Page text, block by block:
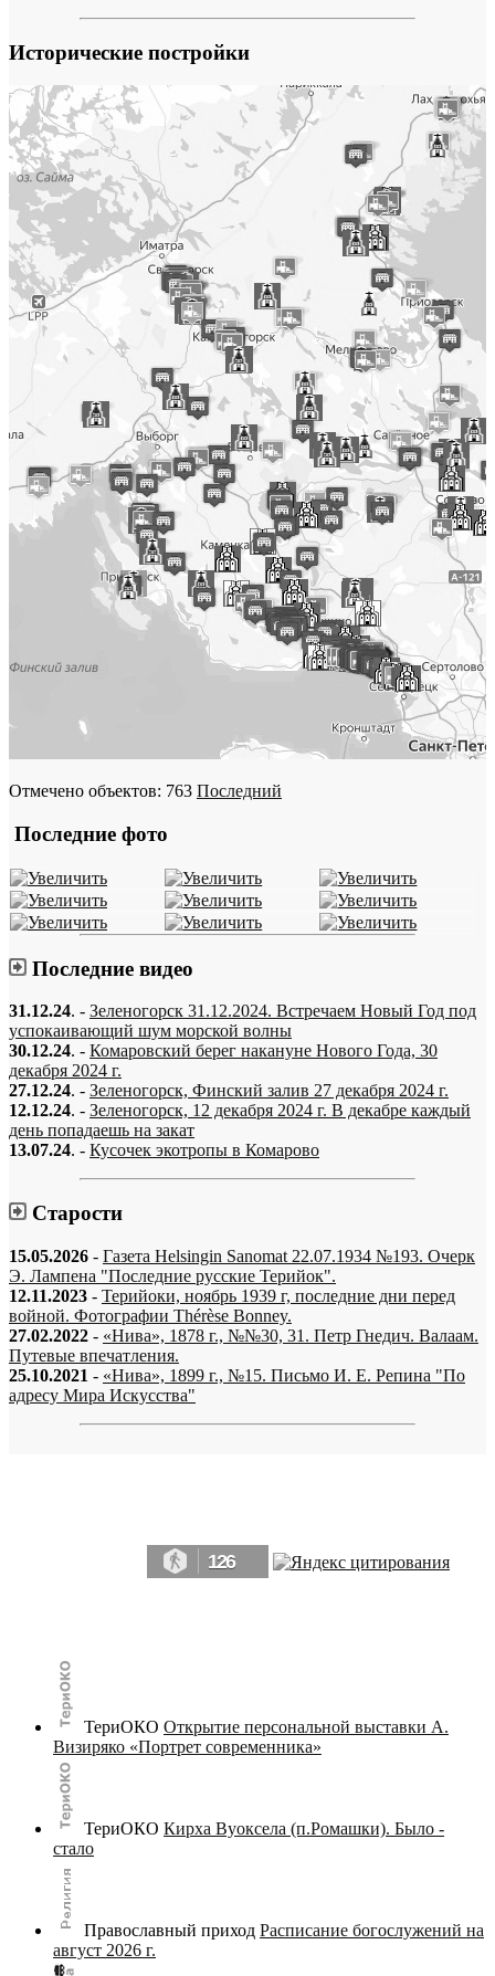
Исторические постройки
Отмечено объектов: 763 Последний
Последние фото
Последние видео
31.12.24. - Зеленогорск 31.12.2024. Встречаем Новый Год под
успокаивающий шум морской волны
30.12.24. - Комаровский берег накануне Нового Года, 30
декабря 2024 г.
27.12.24. - Зеленогорск, Финский залив 27 декабря 2024 г.
12.12.24. - Зеленогорск, 12 декабря 2024 г. В декабре каждый
день попадаешь на закат
13.07.24. - Кусочек экотропы в Комарово
Старости
15.05.2026 - Газета Helsingin Sanomat 22.07.1934 №193. Очерк
Э. Лампена "Последние русские Терийок".
12.11.2023 - Терийоки, ноябрь 1939 г, последние дни перед
войной. Фотографии Thérèse Bonney.
27.02.2022 - «Нива», 1878 г., №№30, 31. Петр Гнедич. Валаам.
Путевые впечатления.
25.10.2021 - «Нива», 1899 г., №15. Письмо И. Е. Репина "По
адресу Мира Искусства"
126
ТериОКО Открытие персональной выставки А.
Визиряко «Портрет современника»
ТериОКО Кирха Вуоксела (п.Ромашки). Было -
стало
Православный приход Расписание богослужений на
август 2026 г.